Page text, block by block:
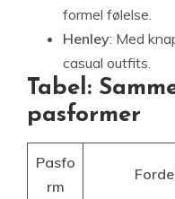
formel følelse.
Henley: Med
casual outfits.
Tabel:
pasformer
Pasfo
rm